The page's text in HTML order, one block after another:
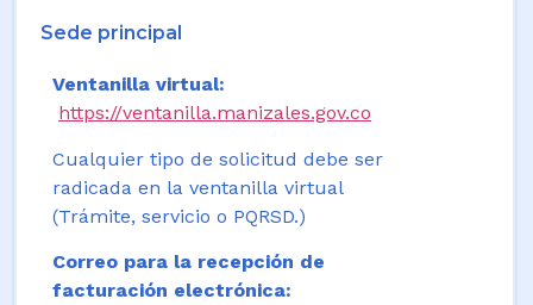
Sede principal
Ventanilla virtual:
https://ventanilla.manizales.gov.co
Cualquier tipo de solicitud debe ser
radicada en la ventanilla virtual
(Trámite, servicio o PQRSD.)
Correo para la recepción de
facturación electrónica: